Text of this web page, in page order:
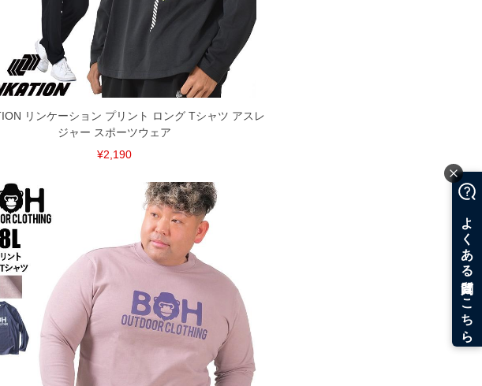
る、極
くださ
リンケーション プリント ロング Tシャツ アスレ
ジャー スポーツウェア
¥2,190